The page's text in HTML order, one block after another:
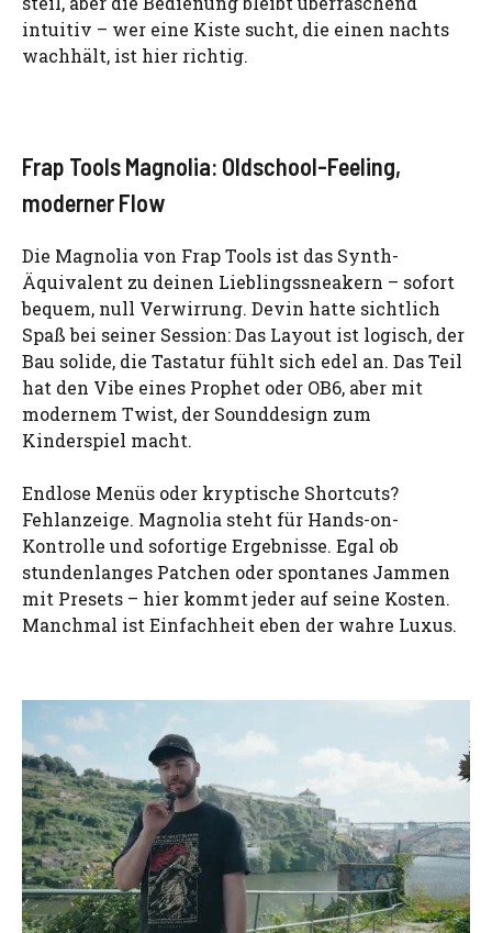
intuitiv – wer eine Kiste sucht, die einen nachts
wachhält, ist hier richtig.
Frap Tools Magnolia: Oldschool-Feeling,
moderner Flow
Die Magnolia von Frap Tools ist das Synth-
Äquivalent zu deinen Lieblingssneakern – sofort
bequem, null Verwirrung. Devin hatte sichtlich
Spaß bei seiner Session: Das Layout ist logisch, der
Bau solide, die Tastatur fühlt sich edel an. Das Teil
hat den Vibe eines Prophet oder OB6, aber mit
modernem Twist, der Sounddesign zum
Kinderspiel macht.
Endlose Menüs oder kryptische Shortcuts?
Fehlanzeige. Magnolia steht für Hands-on-
Kontrolle und sofortige Ergebnisse. Egal ob
stundenlanges Patchen oder spontanes Jammen
mit Presets – hier kommt jeder auf seine Kosten.
Manchmal ist Einfachheit eben der wahre Luxus.